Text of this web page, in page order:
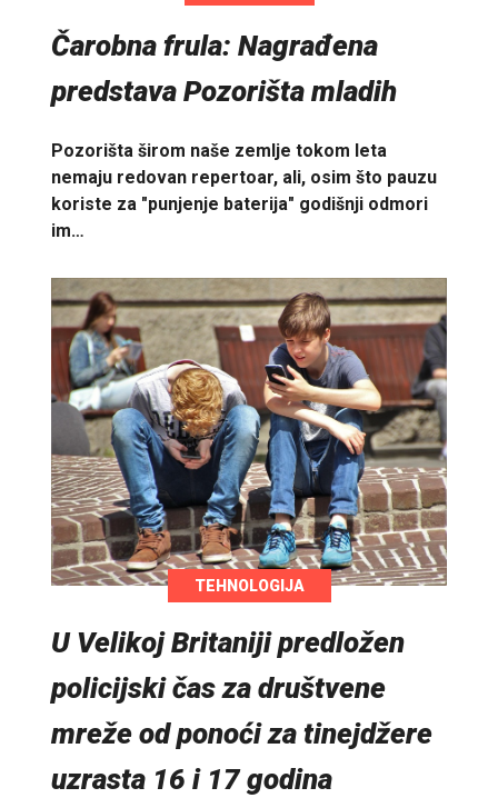
Čarobna frula: Nagrađena
predstava Pozorišta mladih
Pozorišta širom naše zemlje tokom leta
nemaju redovan repertoar, ali, osim što pauzu
koriste za "punjenje baterija" godišnji odmori
im…
TEHNOLOGIJA
U Velikoj Britaniji predložen
policijski čas za društvene
mreže od ponoći za tinejdžere
uzrasta 16 i 17 godina